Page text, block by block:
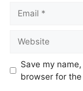
Save my
browser for